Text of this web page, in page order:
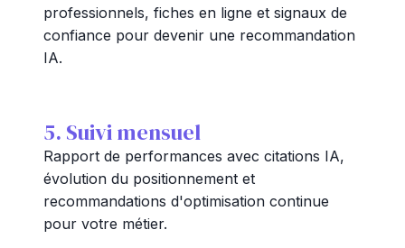
professionnels, fiches en ligne et signaux de
confiance pour devenir une recommandation
IA.
5. Suivi mensuel
Rapport de performances avec citations IA,
évolution du positionnement et
recommandations d'optimisation continue
pour votre métier.